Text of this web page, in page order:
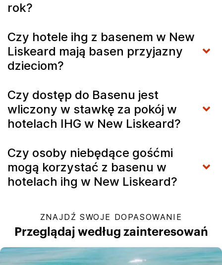
rok?
Czy hotele ihg z basenem w New
Liskeard mają basen przyjazny
dzieciom?
Czy dostęp do Basenu jest
wliczony w stawkę za pokój w
hotelach IHG w New Liskeard?
Czy osoby niebędące gośćmi
mogą korzystać z basenu w
hotelach ihg w New Liskeard?
ZNAJDŹ SWOJE DOPASOWANIE
Przeglądaj według zainteresowań